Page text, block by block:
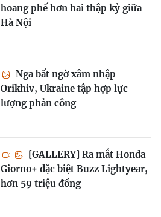
hoang phế hơn hai thập kỷ giữa
Hà Nội
Nga bất ngờ xâm nhập
Orikhiv, Ukraine tập hợp lực
lượng phản công
[GALLERY] Ra mắt Honda
Giorno+ đặc biệt Buzz Lightyear,
hơn 59 triệu đồng